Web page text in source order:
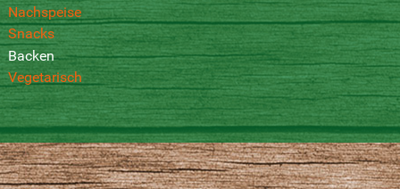
Nachspeise
Snacks
Backen
Vegetarisch